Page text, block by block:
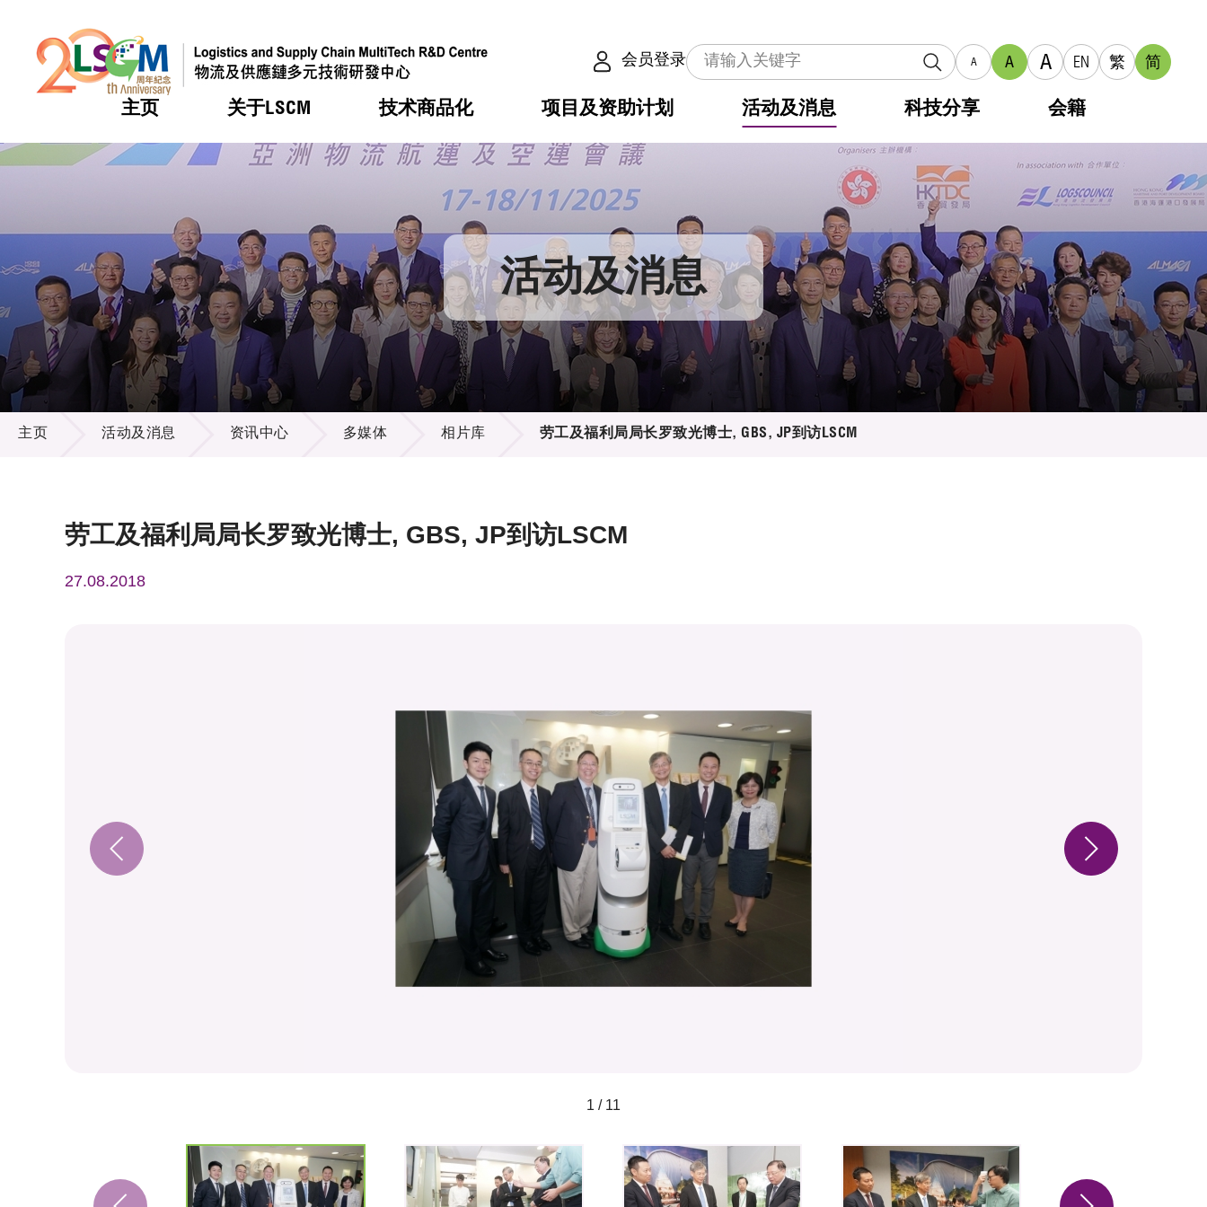
会员登录 A A A EN 繁 简
主页 关于LSCM
热门 机构简介
组织架构
组织架构
董事局
研究顾问
招标通告
技术商品化
热门 服务
可获授权之技术
应用于公共服务之创新技术
重点项目
项目及资助计划
热门 合作计划
资助计划
资助计划
税务优惠
申请
评审
征求研发项目计划书
项目资料库
活动及消息
热门 活动
奖项
新闻中心
媒体报导
新闻稿
资讯中心
多媒体
出版刊物
科技分享 会籍
热门 会籍及服务
会员列表
会员登入 活动及消息
活动及消息
主页 活动及消息 资讯中心 多媒体 相片库 劳工及福利局局长罗致光博士, GBS, JP到访LSCM
劳工及福利局局长罗致光博士, GBS, JP到访LSCM
27.08.2018
1 / 11